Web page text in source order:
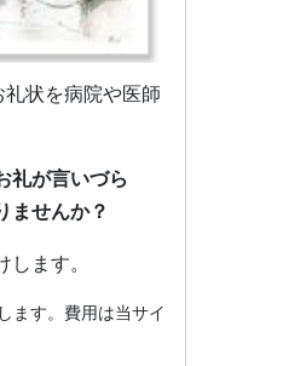
状を病院や医師
礼が言いづら
ませんか？
ます。
ます。費用は当サイ